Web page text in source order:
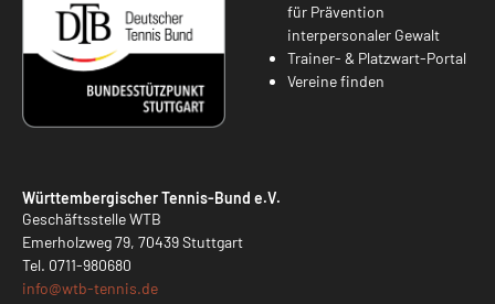
für Prävention
interpersonaler Gewalt
Trainer- & Platzwart-Portal
Vereine finden
Württembergischer Tennis-Bund e.V.
Geschäftsstelle WTB
Emerholzweg 79, 70439 Stuttgart
Tel. 0711-980680
info@wtb-tennis.de